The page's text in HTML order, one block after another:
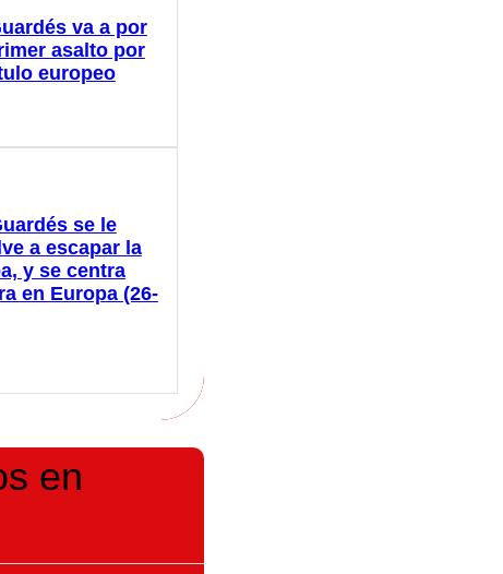
va a por
asalto por
europeo
se le
a escapar la
y se centra
en Europa (26-
en